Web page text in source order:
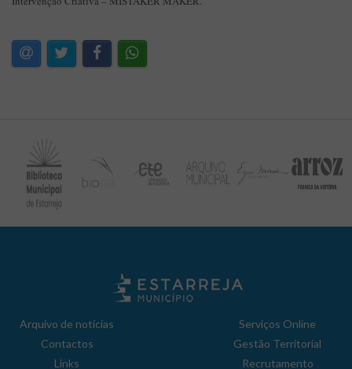
Arquivo de notícias
Contactos
Links
Serviços Online
Gestão Territorial
Recrutamento